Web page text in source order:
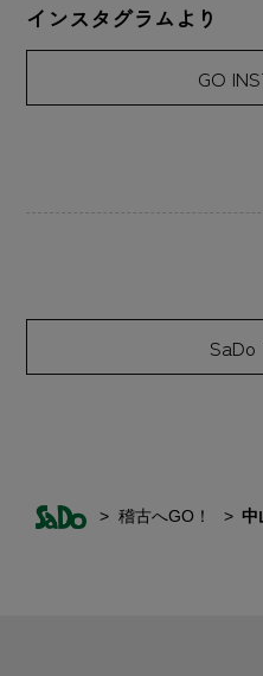
インスタグラムより
GO
SaDo
稽古へGO！ 中